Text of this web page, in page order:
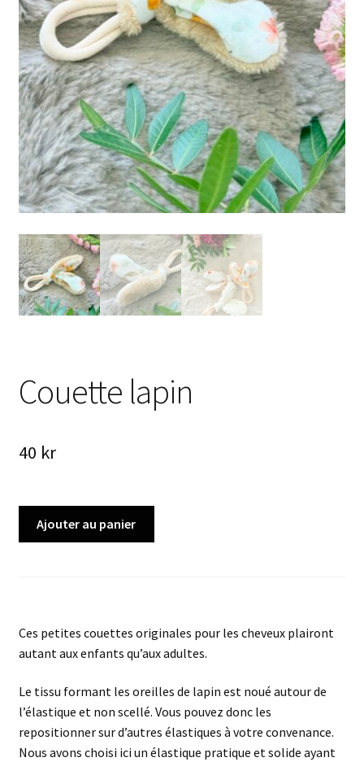
Couette lapin
40 kr
Ajouter au panier
Ces petites couettes originales pour les cheveux plairont
autant aux enfants qu’aux adultes.
Le tissu formant les oreilles de lapin est noué autour de
l’élastique et non scellé. Vous pouvez donc les
repositionner sur d’autres élastiques à votre convenance.
Nous avons choisi ici un élastique pratique et solide ayant